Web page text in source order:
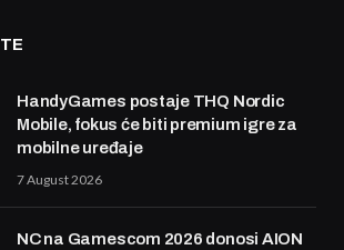
HandyGames postaje THQ Nordic
Mobile, fokus će biti premium igre za
mobilne uređaje
7 August 2026
NC na Gamescom 2026 donosi AION